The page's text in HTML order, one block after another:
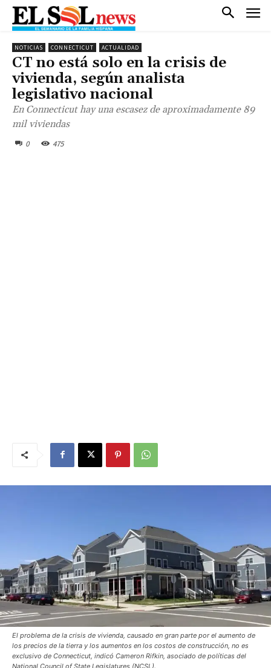
NOTICIAS CONNECTICUT ACTUALIDAD
CT no está solo en la crisis de
vivienda, según analista
legislativo nacional
En Connecticut hay una escasez de aproximadamente 89
mil viviendas
0 475
El problema de la crisis de vivienda, causado en gran parte por el aumento de
los precios de la tierra y los aumentos en los costos de construcción, no es
exclusivo de Connecticut, indicó Cameron Rifkin, asociado de políticas del
National Council of State Legislatures (NCSL).